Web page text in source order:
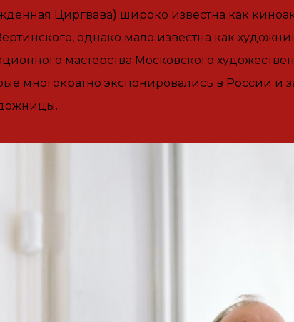
Циргвава) широко известна как
однако мало известна как
мастерства Московского
многократно экспонировались в России